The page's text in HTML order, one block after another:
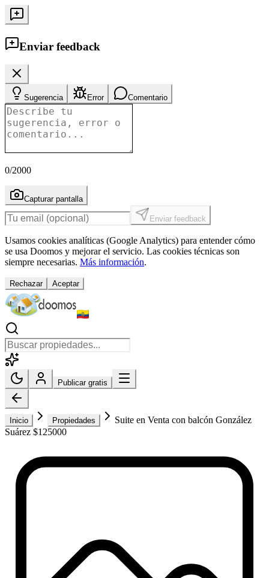
Enviar feedback
Sugerencia Error Comentario
0/2000
Capturar pantalla
Enviar feedback
Usamos cookies analíticas (Google Analytics) para entender cómo
se usa Doomos y mejorar el servicio. Las cookies técnicas son
siempre necesarias. Más información.
Rechazar Aceptar
Publicar gratis
Inicio Propiedades
Suite en Venta con balcón González
Suárez $125000